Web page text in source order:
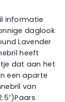
informatie
daglook
Lavender
heeft
dat aan het
een aparte
van